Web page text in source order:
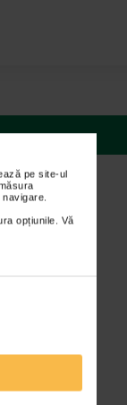
pe site-ul
opțiunile. Vă